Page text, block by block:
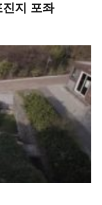
지 포좌